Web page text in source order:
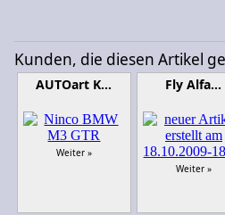
Kunden, die diesen Artikel
AUTOart K…
Weiter »
Fly Alfa…
Weiter »